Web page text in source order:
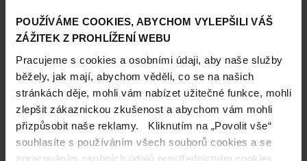
POUŽÍVÁME COOKIES, ABYCHOM VYLEPŠILI VÁŠ
ZÁŽITEK Z PROHLÍŽENÍ WEBU
Pracujeme s cookies a osobními údaji, aby naše služby
běžely, jak mají, abychom věděli, co se na našich
stránkách děje, mohli vám nabízet užitečné funkce, mohli
zlepšit zákaznickou zkušenost a abychom vám mohli
přizpůsobit naše reklamy. Kliknutím na „Povolit vše“
souhlasíte s používáním všech souborů cookies a se
zpracováním osobních údajů prostřednictvím cookies.
osvěžovač 50 ml
124,90 Kč
109,90 Kč
Do košíku
2 198,00 Kč/lit
dostupné online
načítám
osvěžovač 50 ml
124,90 Kč
Do košíku
2 198,00 Kč/lit
dostupné online
načítám
-15 % -15 %